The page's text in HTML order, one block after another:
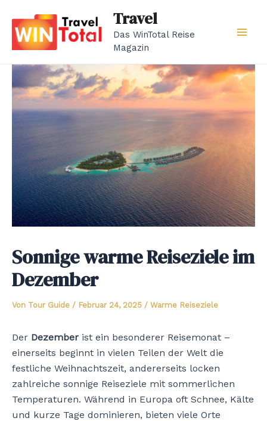
Inhalt
springen
Travel
Das WinTotal Reise
Magazin
Sonnige warme Reiseziele im
Dezember
Von Tour Guide / Februar 24, 2025 / Warme Reiseziele
Der Dezember ist ein besonderer Reisemonat –
einerseits beginnt in vielen Teilen der Welt die
festliche Weihnachtszeit, andererseits locken
zahlreiche sonnige Reiseziele mit sommerlichen
Temperaturen. Während in Europa oft Schnee, Kälte
und kurze Tage dominieren, bieten viele Orte